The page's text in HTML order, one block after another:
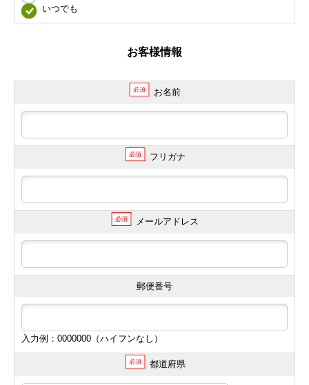
いつでも
お客様情報
必須 お名前
必須 フリガナ
必須 メールアドレス
郵便番号
入力例：0000000（ハイフンなし）
必須 都道府県